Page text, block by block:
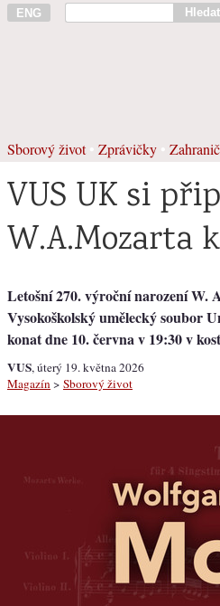
ENG Hledat
Sborový život• Zprávičky
VUS UK si
W.A.Mozarta
Letošní 270. výroční narození W.
Vysokoškolský umělecký soubor
konat dne 10. června v 19:30 v
VUS, úterý 19. května 2026
Magazín > Sborový život